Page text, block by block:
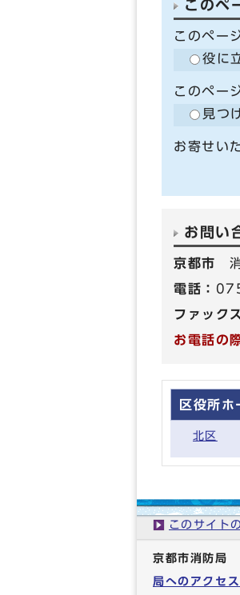
このペ
このペー
役に
このペー
見つ
お寄せい
お問い
京都市
電話：
ファック
お電話の
区役所ホ
北区
このサイト
京都市消防局
局へのアクセス